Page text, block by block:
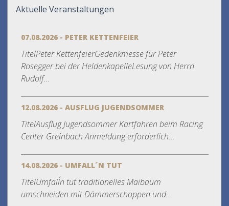
Aktuelle Veranstaltungen
07.08.2026 - PETER KETTENFEIER
TitelPeter KettenfeierGedenkmesse für Peter
Rosegger bei der HeldenkapelleLesung von Herrn
Rudolf...
12.08.2026 - AUSFLUG JUGENDSOMMER
TitelAusflug Jugendsommer Kartfahren beim Racing
Center Greinbach Anmeldung erforderlich...
14.08.2026 - UMFALL´N TUT
TitelUmfall´n tut traditionelles Maibaum
umschneiden mit Dämmerschoppen und...